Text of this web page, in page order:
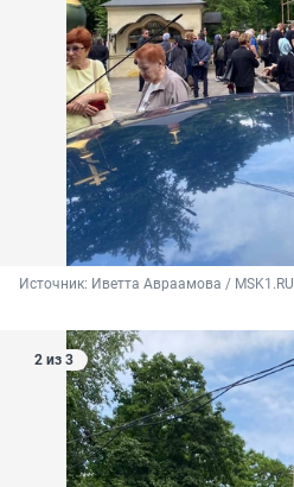
Источник: Иветта Авраамова / MSK1.RU
2 из 3